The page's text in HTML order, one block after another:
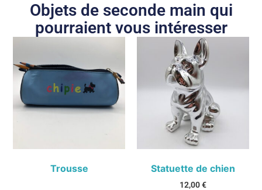
Objets de seconde main qui
pourraient vous intéresser
Trousse Statuette de chien
12,00€